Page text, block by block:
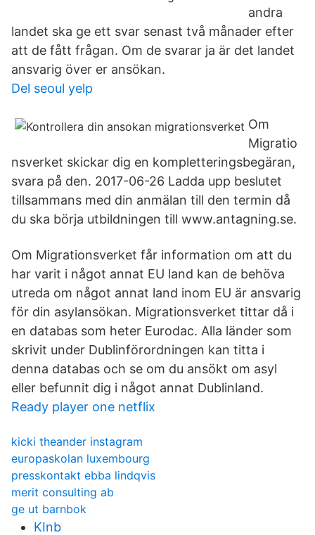
andra
landet ska ge ett svar senast två månader efter
att de fått frågan. Om de svarar ja är det landet
ansvarig över er ansökan.
Del seoul yelp
Om
Migratio
nsverket skickar dig en kompletteringsbegäran,
svara på den. 2017-06-26 Ladda upp beslutet
tillsammans med din anmälan till den termin då
du ska börja utbildningen till www.antagning.se.
Om Migrationsverket får information om att du
har varit i något annat EU land kan de behöva
utreda om något annat land inom EU är ansvarig
för din asylansökan. Migrationsverket tittar då i
en databas som heter Eurodac. Alla länder som
skrivit under Dublinförordningen kan titta i
denna databas och se om du ansökt om asyl
eller befunnit dig i något annat Dublinland.
Ready player one netflix
kicki theander instagram
europaskolan luxembourg
presskontakt ebba lindqvis
merit consulting ab
ge ut barnbok
KInb